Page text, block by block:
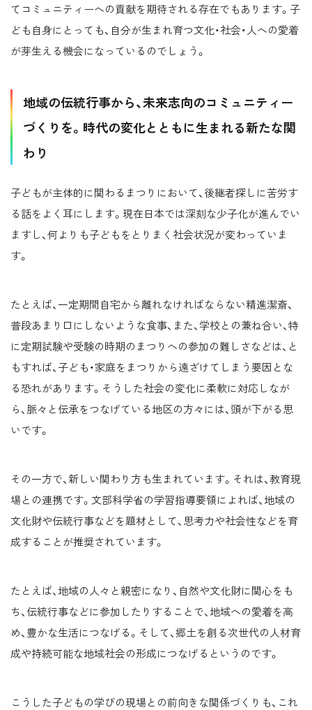
てコミュニティーへの貢献を期待される存在でもあります。子
ども自身にとっても、自分が生まれ育つ文化・社会・人への愛着
が芽生える機会になっているのでしょう。
地域の伝統行事から、未来志向のコミュニティー
づくりを。時代の変化とともに生まれる新たな関
わり
子どもが主体的に関わるまつりにおいて、後継者探しに苦労す
る話をよく耳にします。現在日本では深刻な少子化が進んでい
ますし、何よりも子どもをとりまく社会状況が変わっていま
す。
たとえば、一定期間自宅から離れなければならない精進潔斎、
普段あまり口にしないような食事、また、学校との兼ね合い、特
に定期試験や受験の時期のまつりへの参加の難しさなどは、と
もすれば、子ども・家庭をまつりから遠ざけてしまう要因とな
る恐れがあります。そうした社会の変化に柔軟に対応しなが
ら、脈々と伝承をつなげている地区の方々には、頭が下がる思
いです。
その一方で、新しい関わり方も生まれています。それは、教育現
場との連携です。文部科学省の学習指導要領によれば、地域の
文化財や伝統行事などを題材として、思考力や社会性などを育
成することが推奨されています。
たとえば、地域の人々と親密になり、自然や文化財に関心をも
ち、伝統行事などに参加したりすることで、地域への愛着を高
め、豊かな生活につなげる。そして、郷土を創る次世代の人材育
成や持続可能な地域社会の形成につなげるというのです。
こうした子どもの学びの現場との前向きな関係づくりも、これ